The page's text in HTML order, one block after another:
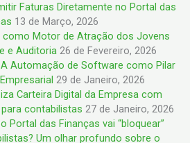
Faturas Diretamente no Portal das
13 de Março, 2026
como Motor de Atração dos Jovens
e Auditoria 26 de Fevereiro, 2026
Automação de Software como Pilar
29 de Janeiro, 2026
Carteira Digital da Empresa com
contabilistas 27 de Janeiro, 2026
Portal das Finanças vai “bloquear”
Um olhar profundo sobre o